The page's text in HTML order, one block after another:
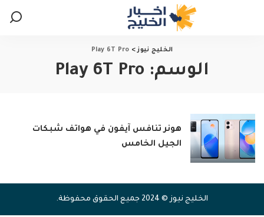
الخليج نيوز>
Play 6T Pro
الوسم: Play 6T Pro
هونر تنافس آيفون في هواتف شبكات
الجيل الخامس
الخليج نيوز © 2024 جميع الحقوق محفوظة.